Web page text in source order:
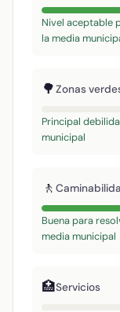
Nivel aceptable
la media
🌳Zonas
Principal
municipal
🚶
Buena para
media municipal
🏥Servicios